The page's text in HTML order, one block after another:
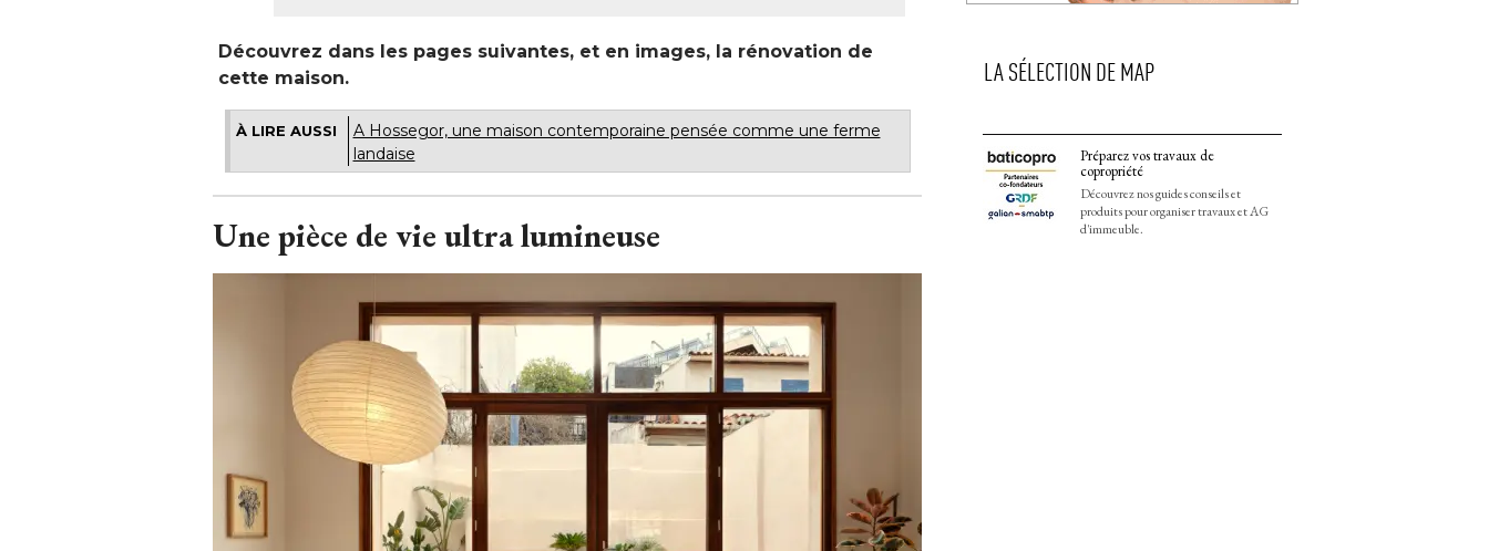
Découvrez dans les pages suivantes, et en images, la rénovation de
cette maison.
À LIRE AUSSI
A Hossegor, une maison contemporaine pensée comme une ferme
landaise
Une pièce de vie ultra lumineuse
LA SÉLECTION DE MAP
Préparez vos travaux de
copropriété
Découvrez nos guides conseils et
produits pour organiser travaux et AG
d'immeuble.